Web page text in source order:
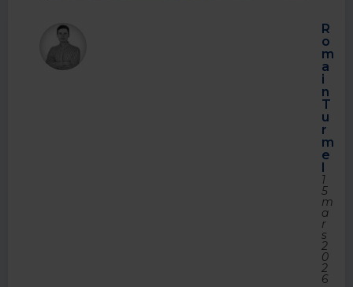
R
o
m
a
i
n
T
u
r
m
e
l
1
5
m
a
r
s
2
0
2
6